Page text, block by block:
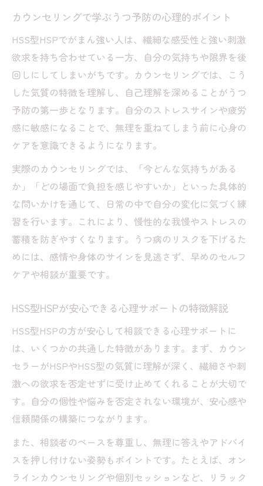
カウンセリングで学ぶうつ予防の心理的ポイント
HSS型HSPでがまん強い人は、繊細な感受性と強い刺激
欲求を持ち合わせている一方、自分の気持ちや限界を後
回しにしてしまいがちです。カウンセリングでは、こう
した気質の特徴を理解し、自己理解を深めることがうつ
予防の第一歩となります。自分のストレスサインや疲労
感に敏感になることで、無理を重ねてしまう前に心身の
ケアを意識できるようになります。
実際のカウンセリングでは、「今どんな気持ちがある
か」「どの場面で負担を感じやすいか」といった具体的
な問いかけを通じて、日常の中で自分の変化に気づく練
習を行います。これにより、慢性的な我慢やストレスの
蓄積を防ぎやすくなります。うつ病のリスクを下げるた
めには、感情や身体のサインを見逃さず、早めのセルフ
ケアや相談が重要です。
HSS型HSPが安心できる心理サポートの特徴解説
HSS型HSPの方が安心して相談できる心理サポートに
は、いくつかの共通した特徴があります。まず、カウン
セラーがHSPやHSS型の気質に理解が深く、繊細さや刺
激への欲求を否定せずに受け止めてくれることが大切で
す。自分の個性や悩みを否定されない環境が、安心感や
信頼関係の構築につながります。
また、相談者のペースを尊重し、無理に答えやアドバイ
スを押し付けない姿勢もポイントです。たとえば、オン
ラインカウンセリングや個別セッションなど、リラック